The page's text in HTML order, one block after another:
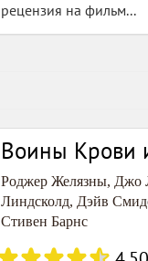
рецензия на фильм...
Воины Крови
Роджер Желязны, Джо
Линдсколд, Дэйв
Стивен Барнс